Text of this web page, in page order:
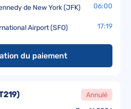
de New York (JFK) 06:00
Airport (SFO) 17:19
du paiement
) Annulé